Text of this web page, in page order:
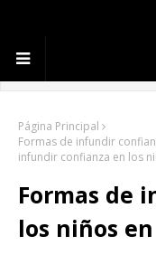
Página Principal
Formas de infundir
infundir confianza en los
Formas de
los niños